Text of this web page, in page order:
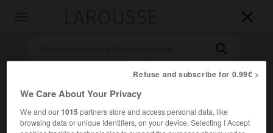


Refuse and subscribe for 0.99€ >
We Care About Your Privacy
We and our1015partners store and access personal data, like
browsing data or unique identifiers, on your device. Selecting I Accept